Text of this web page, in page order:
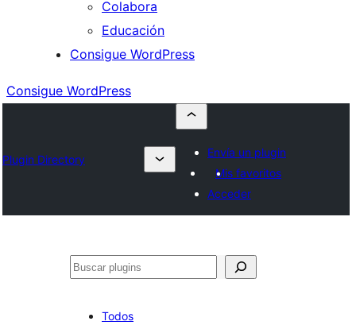
Colabora
Educación
Consigue WordPress
Consigue WordPress
Plugin Directory
Envía un plugin
Mis favoritos
Acceder
Buscar
Todos